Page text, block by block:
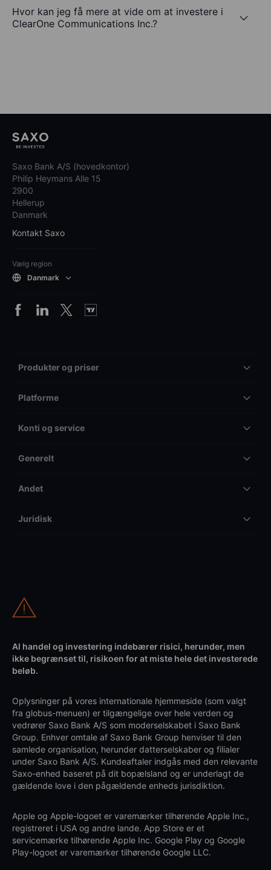
Hvor kan jeg få mere at vide om at investere i
ClearOne Communications Inc.?
Saxo Bank A/S (hovedkontor)
Philip Heymans Alle 15
2900
Hellerup
Danmark
Kontakt Saxo
Vælg region
Danmark
Produkter og priser
Platforme
Konti og service
Generelt
Andet
Juridisk
Al handel og investering indebærer risici, herunder, men
ikke begrænset til, risikoen for at miste hele det investerede
beløb.
Oplysninger på vores internationale hjemmeside (som valgt
fra globus-menuen) er tilgængelige over hele verden og
vedrører Saxo Bank A/S som moderselskabet i Saxo Bank
Group. Enhver omtale af Saxo Bank Group henviser til den
samlede organisation, herunder datterselskaber og filialer
under Saxo Bank A/S. Kundeaftaler indgås med den relevante
Saxo-enhed baseret på dit bopælsland og er underlagt de
gældende love i den pågældende enheds jurisdiktion.
Apple og Apple-logoet er varemærker tilhørende Apple Inc.,
registreret i USA og andre lande. App Store er et
servicemærke tilhørende Apple Inc. Google Play og Google
Play-logoet er varemærker tilhørende Google LLC.